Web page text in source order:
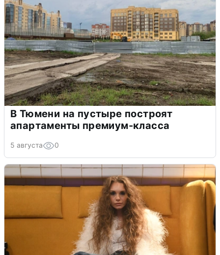
В Тюмени на пустыре построят
апартаменты премиум-класса
5 августа 0